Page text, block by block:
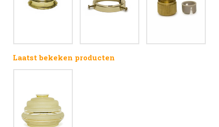
Laatst bekeken producten